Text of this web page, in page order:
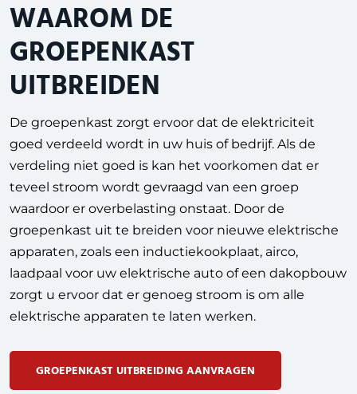
WAAROM DE
GROEPENKAST
UITBREIDEN
De groepenkast zorgt ervoor dat de elektriciteit
goed verdeeld wordt in uw huis of bedrijf. Als de
verdeling niet goed is kan het voorkomen dat er
teveel stroom wordt gevraagd van een groep
waardoor er overbelasting onstaat. Door de
groepenkast uit te breiden voor nieuwe elektrische
apparaten, zoals een inductiekookplaat, airco,
laadpaal voor uw elektrische auto of een dakopbouw
zorgt u ervoor dat er genoeg stroom is om alle
elektrische apparaten te laten werken.
GROEPENKAST UITBREIDING AANVRAGEN